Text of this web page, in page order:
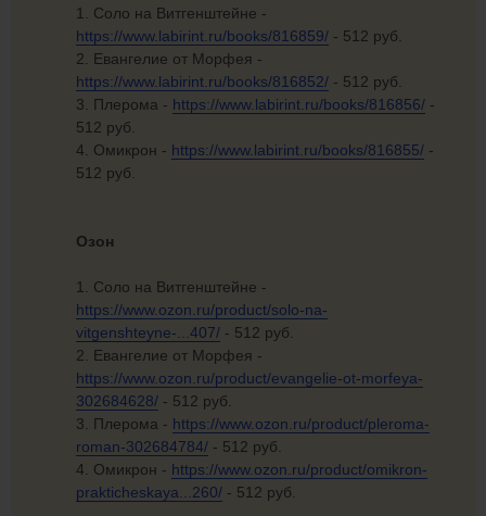
1. Соло на Витгенштейне -
https://www.labirint.ru/books/816859/ - 512 руб.
2. Евангелие от Морфея -
https://www.labirint.ru/books/816852/ - 512 руб.
3. Плерома - https://www.labirint.ru/books/816856/ -
512 руб.
4. Омикрон - https://www.labirint.ru/books/816855/ -
512 руб.
Озон
1. Соло на Витгенштейне -
https://www.ozon.ru/product/solo-na-
vitgenshteyne-...407/ - 512 руб.
2. Евангелие от Морфея -
https://www.ozon.ru/product/evangelie-ot-morfeya-
302684628/ - 512 руб.
3. Плерома - https://www.ozon.ru/product/pleroma-
roman-302684784/ - 512 руб.
4. Омикрон - https://www.ozon.ru/product/omikron-
prakticheskaya...260/ - 512 руб.